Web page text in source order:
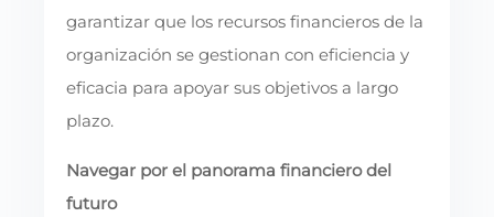
garantizar que los recursos financieros de la
organización se gestionan con eficiencia y
eficacia para apoyar sus objetivos a largo
plazo.
Navegar por el panorama financiero del
futuro